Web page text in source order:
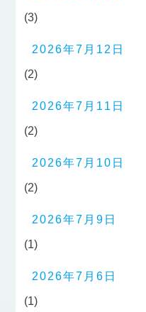
(3)
2026年7月12日
(2)
2026年7月11日
(2)
2026年7月10日
(2)
2026年7月9日
(1)
2026年7月6日
(1)